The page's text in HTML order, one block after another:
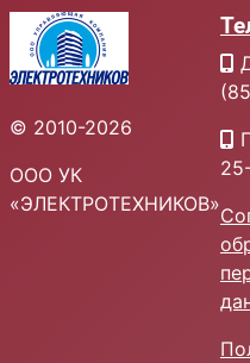
© 2010-2026
ООО УК
«ЭЛЕКТРОТЕХНИКОВ»